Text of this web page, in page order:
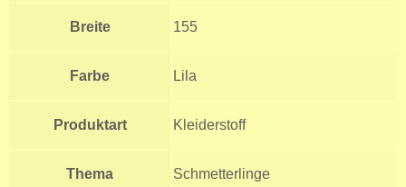
Breite 155
Farbe Lila
Produktart Kleiderstoff
Thema Schmetterlinge